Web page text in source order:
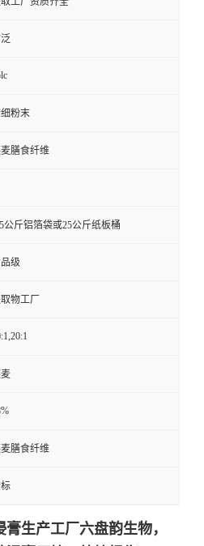
粉末
膳食纤维
公斤铝箔袋或25公斤纸板桶
级
物工厂
膳食纤维
生产工厂六盘韵生物，